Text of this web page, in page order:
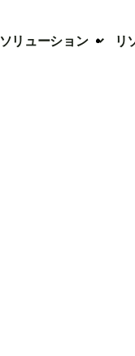
ソリューション リ